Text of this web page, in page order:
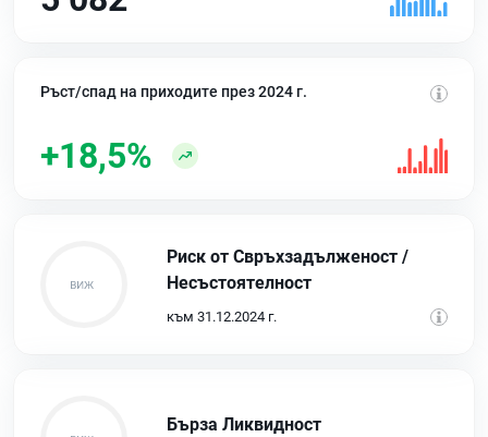
Ръст/спад на приходите през 2024 г.
+18,5%
Риск от Свръхзадълженост /
Несъстоятелност
към 31.12.2024 г.
Бърза Ликвидност